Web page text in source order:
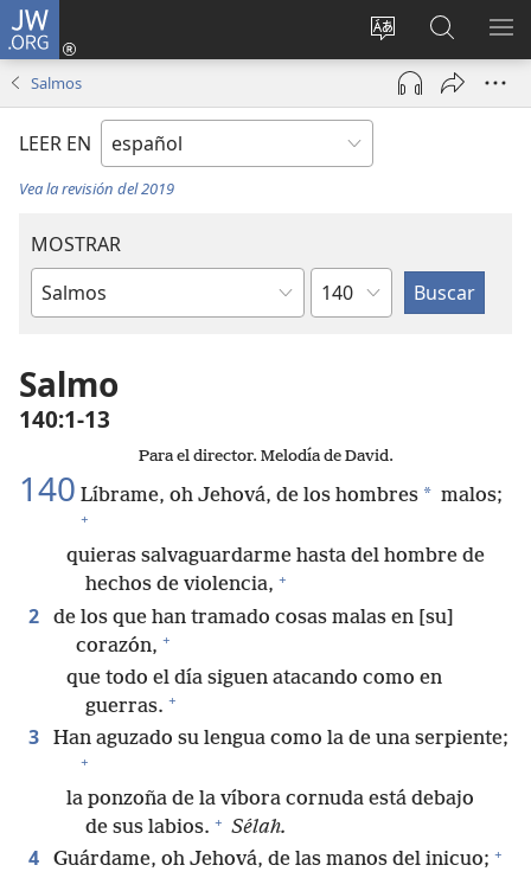
JW.ORG
Cambiar
idioma
del sitio
Iniciar
sesión
(abre
nueva
en
jw.org
Salmos
LEER EN
Vea la revisión del 2019
MOSTRAR
Libro
la
Biblia
Capítulo
Salmo
140:1-13
Para el director. Melodía de David.
140 Líbrame, oh Jehová, de los hombres * malos;
+
quieras salvaguardarme hasta del hombre de
hechos de violencia, +
2
de los que han tramado cosas malas en [su]
corazón, +
que todo el día siguen atacando como en
guerras. +
3 Han aguzado su lengua como la de una serpiente;
+
la ponzoña de la víbora cornuda está debajo
de sus labios. + Sélah.
4 Guárdame, oh Jehová, de las manos del inicuo; +